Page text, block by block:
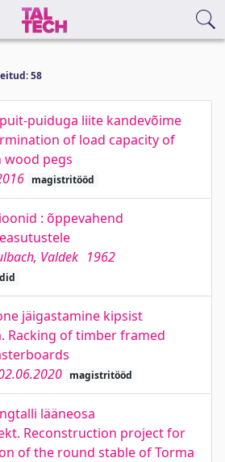
58
puiduga liite kandevõime
of load capacity of
pegs
magistritööd
: õppevahend
Valdek 1962
jäigastamine kipsist
Racking of timber framed
magistritööd
lääneosa
Reconstruction project for
of the round stable of Torma